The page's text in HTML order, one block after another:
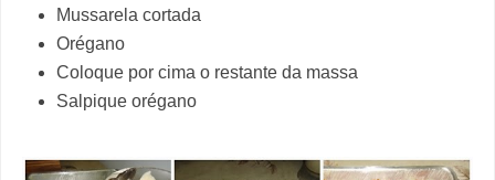
Mussarela cortada
Orégano
Coloque por cima o restante da massa
Salpique orégano